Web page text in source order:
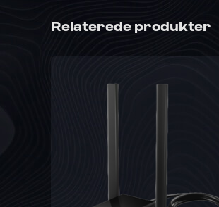
Relaterede produkter